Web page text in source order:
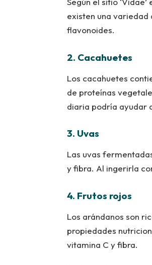
existen una variedad
flavonoides.
2. Cacahuetes
Los cacahuetes
de proteínas
diaria podría ayudar
3. Uvas
Las uvas
y fibra. Al ingerirla
4. Frutos rojos
Los arándanos son
propiedades
vitamina C y fibra.